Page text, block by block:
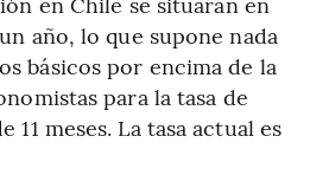
año, lo que supone nada
básicos por encima de la
para la tasa de
meses. La tasa actual es